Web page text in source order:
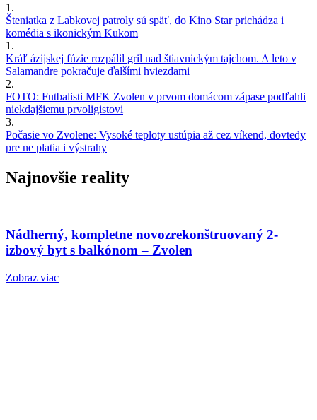
1.
Šteniatka z Labkovej patroly sú späť, do Kino Star prichádza i
komédia s ikonickým Kukom
1.
Kráľ ázijskej fúzie rozpálil gril nad štiavnickým tajchom. A leto v
Salamandre pokračuje ďalšími hviezdami
2.
FOTO: Futbalisti MFK Zvolen v prvom domácom zápase podľahli
niekdajšiemu prvoligistovi
3.
Počasie vo Zvolene: Vysoké teploty ustúpia až cez víkend, dovtedy
pre ne platia i výstrahy
Najnovšie reality
Nádherný, kompletne novozrekonštruovaný 2-
izbový byt s balkónom – Zvolen
Zobraz viac